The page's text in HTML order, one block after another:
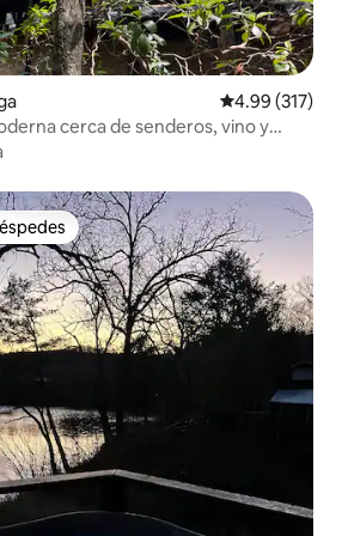
Calificación
4.99 (317)
cerca de senderos, vino y
preferido